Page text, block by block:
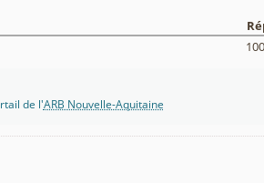
de l'ARB Nouvelle-Aquitaine